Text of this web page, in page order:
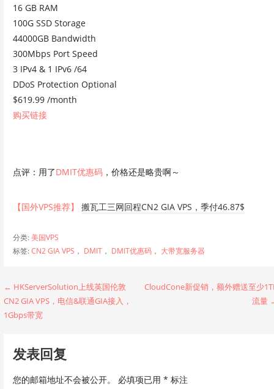
16 GB RAM
100G SSD Storage
44000GB Bandwidth
300Mbps Port Speed
3 IPv4 & 1 IPv6 /64
DDoS Protection Optional
$619.99 /month
购买链接
点评：用了DMIT优惠码，价格还是略贵啊～
【国外VPS推荐】 搬瓦工三网回程CN2 GIA VPS，季付46.87$
分类:美国VPS
标签:CN2 GIA VPS ， DMIT， DMIT优惠码， 大带宽服务器
文
章
航
← HKServerSolution上线英国伦敦
CN2 GIA VPS，电信&联通GIA接入，
1Gbps带宽
CloudCone新促销，额外赠送至少
流量
发表回复
您的邮箱地址不会被公开。 必填项已用 * 标注